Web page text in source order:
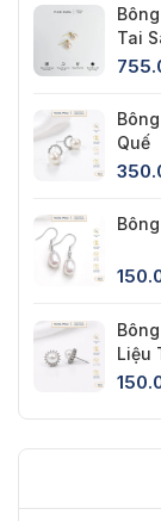
Tai
Quế
Liệu